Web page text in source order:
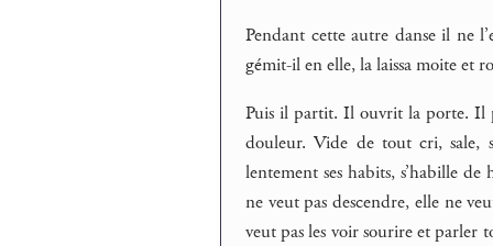
Pendant cette autre danse il ne
gémit-il en elle, la laissa moite et
Puis il partit. Il ouvrit la porte. Il
douleur. Vide de tout cri, sale,
lentement ses habits, s’habille
ne veut pas descendre, elle ne
veut pas les voir sourire et parler